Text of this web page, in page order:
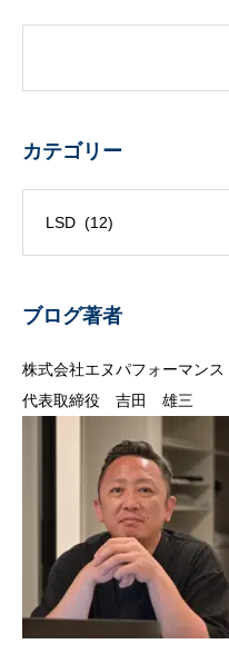
カテゴリー
ブログ著者
株式会社エヌパフォーマンス
代表取締役 吉田 雄三